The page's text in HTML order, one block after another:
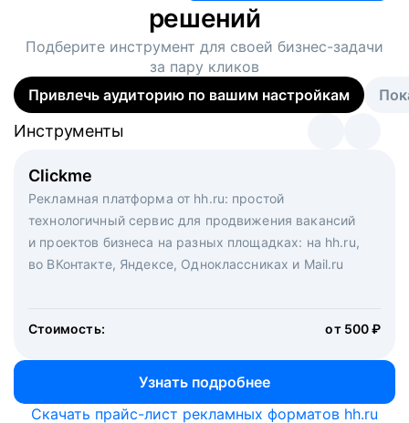
решений
Подберите инструмент для своей бизнес-задачи
за пару кликов
Привлечь аудиторию по вашим настройкам
Clickme
Рекламная платформа от hh.ru: простой
технологичный сервис для продвижения вакансий
и проектов бизнеса на разных площадках: на hh.ru,
во ВКонтакте, Яндексе, Одноклассниках и Mail.ru
Стоимость: от 500 ₽
Узнать подробнее
Инструменты
Вакансия дня
Рекламный формат для вакансий на главной странице
hh.ru. Увеличивает количество откликов
Инструменты
Массовый подбор под ключ. Решите, сколько
кандидатов и когда вам нужно, и за дело возьмутся
маркетологи, рекрутеры и проектные менеджеры
hh.ru с целым набором digital-инструментов
Инструменты
Скачать прайс-лист рекламных форматов hh.ru